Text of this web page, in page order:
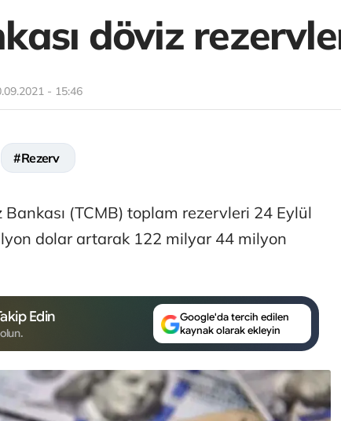
döviz
- 15:46
#Rezerv
(TCMB) toplam rezervleri 24 Eylül
dolar artarak 122 milyar 44 milyon
Edin
Google'da tercih edilen
kaynak olarak ekleyin